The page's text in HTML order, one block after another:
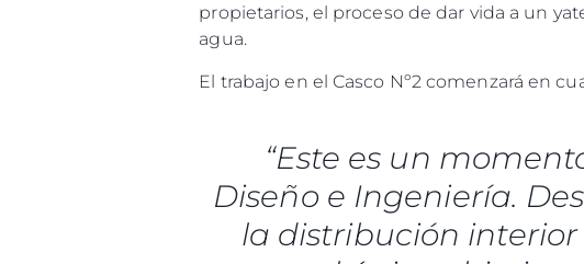
propietarios, el proceso de dar vida a un
agua.
El trabajo en el Casco Nº2 comenzará en
“Este es un
Diseño e Ingeniería.
la distribución interior